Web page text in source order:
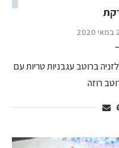
ברוטב עגבניות טריות עם
רוזה